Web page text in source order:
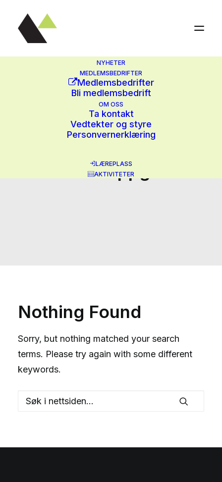
NYHETER
MEDLEMSBEDRIFTER
Medlemsbedrifter
Bli medlemsbedrift
OM OSS
Ta kontakt
Vedtekter og styre
Personvernerklæring
LÆREPLASS
AKTIVITETER
Halvårsoppgave
Nothing Found
Sorry, but nothing matched your search
terms. Please try again with some different
keywords.